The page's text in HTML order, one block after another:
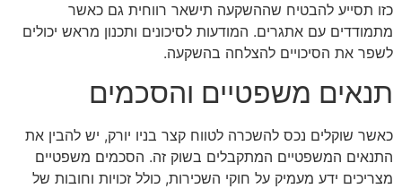
כזו תסייע להבטיח שההשקעה תישאר רווחית גם כאשר
מתמודדים עם אתגרים. המודעות לסיכונים ותכנון מראש יכולים
לשפר את הסיכויים להצלחה בהשקעה.
תנאים משפטיים והסכמים
כאשר שוקלים נכס להשכרה לטווח קצר בניו יורק, יש להבין את
התנאים המשפטיים המתקבלים בשוק זה. הסכמים משפטיים
מצריכים ידע מעמיק על חוקי השכירות, כולל זכויות וחובות של